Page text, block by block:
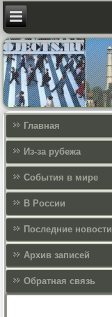
Главная
Из-за рубежа
События в мире
В России
Последние новости
Архив записей
Обратная связь